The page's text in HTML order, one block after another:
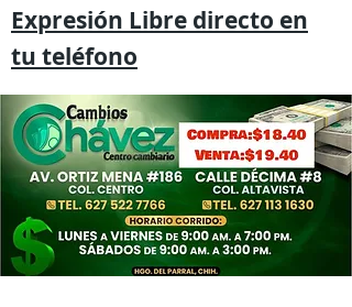
Expresión Libre directo en
tu teléfono